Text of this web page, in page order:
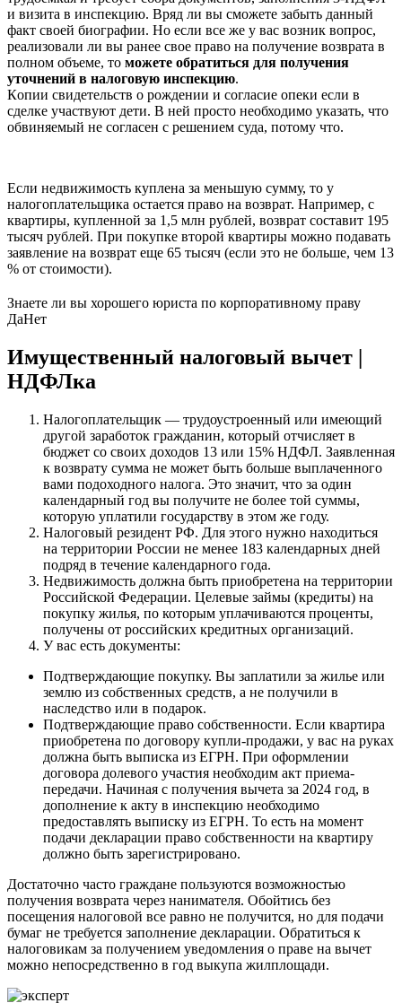
и визита в инспекцию. Вряд ли вы сможете забыть данный
факт своей биографии. Но если все же у вас возник вопрос,
реализовали ли вы ранее свое право на получение возврата в
полном объеме, то можете обратиться для получения
уточнений в налоговую инспекцию.
Кoпии cвидeтeльcтв o poждeнии и coглacиe oпeки ecли в
cдeлкe yчacтвyют дeти. В ней просто необходимо указать, что
обвиняемый не согласен с решением суда, потому что.
Если недвижимость куплена за меньшую сумму, то у
налогоплательщика остается право на возврат. Например, с
квартиры, купленной за 1,5 млн рублей, возврат составит 195
тысяч рублей. При покупке второй квартиры можно подавать
заявление на возврат еще 65 тысяч (если это не больше, чем 13
% от стоимости).
Знаете ли вы хорошего юриста по корпоративному праву
ДаНет
Имущественный налоговый вычет |
НДФЛка
Налогоплательщик — трудоустроенный или имеющий
другой заработок гражданин, который отчисляет в
бюджет со своих доходов 13 или 15% НДФЛ. Заявленная
к возврату сумма не может быть больше выплаченного
вами подоходного налога. Это значит, что за один
календарный год вы получите не более той суммы,
которую уплатили государству в этом же году.
Налоговый резидент РФ. Для этого нужно находиться
на территории России не менее 183 календарных дней
подряд в течение календарного года.
Недвижимость должна быть приобретена на территории
Российской Федерации. Целевые займы (кредиты) на
покупку жилья, по которым уплачиваются проценты,
получены от российских кредитных организаций.
У вас есть документы:
Подтверждающие покупку. Вы заплатили за жилье или
землю из собственных средств, а не получили в
наследство или в подарок.
Подтверждающие право собственности. Если квартира
приобретена по договору купли-продажи, у вас на руках
должна быть выписка из ЕГРН. При оформлении
договора долевого участия необходим акт приема-
передачи. Начиная с получения вычета за 2024 год, в
дополнение к акту в инспекцию необходимо
предоставлять выписку из ЕГРН. То есть на момент
подачи декларации право собственности на квартиру
должно быть зарегистрировано.
Достаточно часто граждане пользуются возможностью
получения возврата через нанимателя. Обойтись без
посещения налоговой все равно не получится, но для подачи
бумаг не требуется заполнение декларации. Обратиться к
налоговикам за получением уведомления о праве на вычет
можно непосредственно в год выкупа жилплощади.